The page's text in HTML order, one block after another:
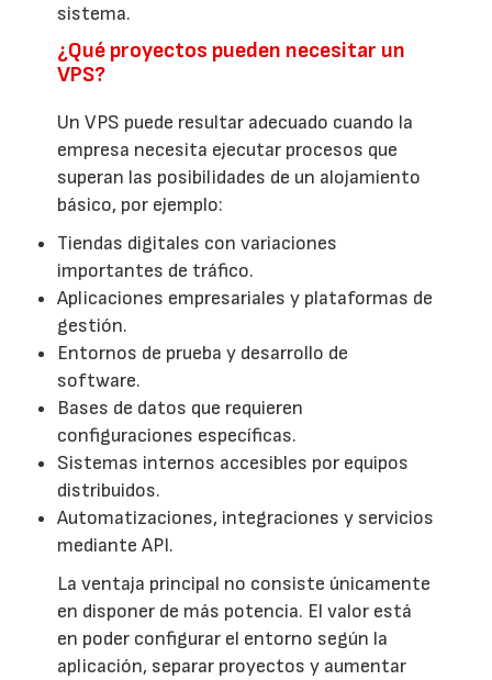
sistema.
¿Qué proyectos pueden necesitar un
VPS?
Un VPS puede resultar adecuado cuando la
empresa necesita ejecutar procesos que
superan las posibilidades de un alojamiento
básico, por ejemplo:
Tiendas digitales con variaciones
importantes de tráfico.
Aplicaciones empresariales y plataformas de
gestión.
Entornos de prueba y desarrollo de
software.
Bases de datos que requieren
configuraciones específicas.
Sistemas internos accesibles por equipos
distribuidos.
Automatizaciones, integraciones y servicios
mediante API.
La ventaja principal no consiste únicamente
en disponer de más potencia. El valor está
en poder configurar el entorno según la
aplicación, separar proyectos y aumentar